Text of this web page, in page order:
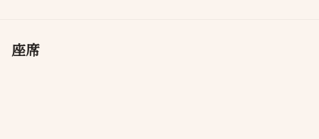
座席